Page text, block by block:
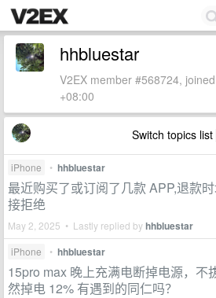
hhbluestar
V2EX member #568724,
+08:00
Switch topics list
iPhone • hhbluestar
最近购买了或订阅了几款 APP,退款
接拒绝
May 2, 2025 • Lastly replied byhhbluestar
iPhone • hhbluestar
15pro max 晚上充满电断掉电源，不
然掉电 12% 有遇到的同仁吗？